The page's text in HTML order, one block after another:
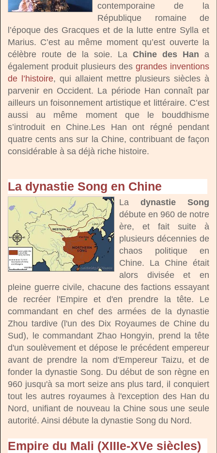
contemporaine de la
République romaine de
l’époque des Gracques et de la lutte entre Sylla et
Marius. C’est au même moment qu’est ouverte la
célèbre route de la soie. La Chine des Han a
également produit plusieurs des grandes inventions
de l’histoire, qui allaient mettre plusieurs siècles à
parvenir en Occident. La période Han connaît par
ailleurs un foisonnement artistique et littéraire. C’est
aussi au même moment que le bouddhisme
s’introduit en Chine.Les Han ont régné pendant
quatre cents ans sur la Chine, contribuant de façon
considérable à sa déjà riche histoire.
La dynastie Song en Chine
La dynastie Song
débute en 960 de notre
ère, et fait suite à
plusieurs décennies de
chaos politique en
Chine. La Chine était
alors divisée et en
pleine guerre civile, chacune des factions essayant
de recréer l'Empire et d'en prendre la tête. Le
commandant en chef des armées de la dynastie
Zhou tardive (l'un des Dix Royaumes de Chine du
Sud), le commandant Zhao Hongyin, prend la tête
d'un soulèvement et dépose le précédent empereur
avant de prendre la nom d'Empereur Taizu, et de
fonder la dynastie Song. Du début de son règne en
960 jusqu'à sa mort seize ans plus tard, il conquiert
tout les autres royaumes à l'exception des Han du
Nord, unifiant de nouveau la Chine sous une seule
autorité. Ainsi débute la dynastie Song du Nord.
Empire du Mali (XIIIe-XVe siècles)